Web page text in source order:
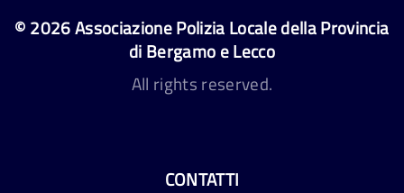
© 2026Associazione Polizia Locale della Provincia
di Bergamo e Lecco
All rights reserved.
CONTATTI